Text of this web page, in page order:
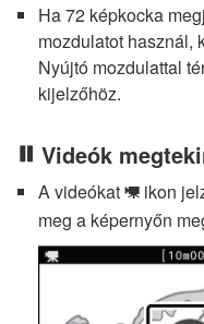
Ha 72 képkocka
mozdulatot használ,
Nyújtó mozdulattal
kijelzőhöz.
Videók
A videókat 1 ikon
meg a képernyőn